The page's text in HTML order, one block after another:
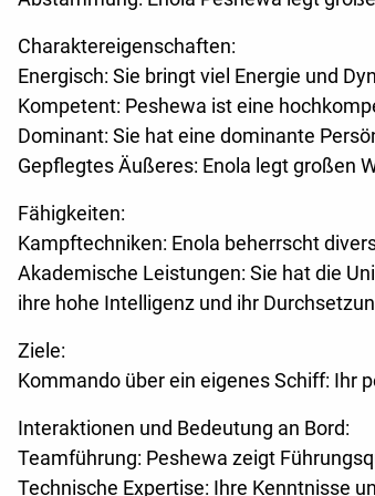
Charaktereigenschaften:
Energisch: Sie bringt viel Energie und
Kompetent: Peshewa ist eine
Dominant: Sie hat eine dominante
Gepflegtes Äußeres: Enola legt großen
Fähigkeiten:
Kampftechniken: Enola beherrscht
Akademische Leistungen: Sie hat die
ihre hohe Intelligenz und ihr
Ziele:
Kommando über ein eigenes Schiff: Ihr
Interaktionen und Bedeutung an Bord:
Teamführung: Peshewa zeigt
Technische Expertise: Ihre Kenntnisse